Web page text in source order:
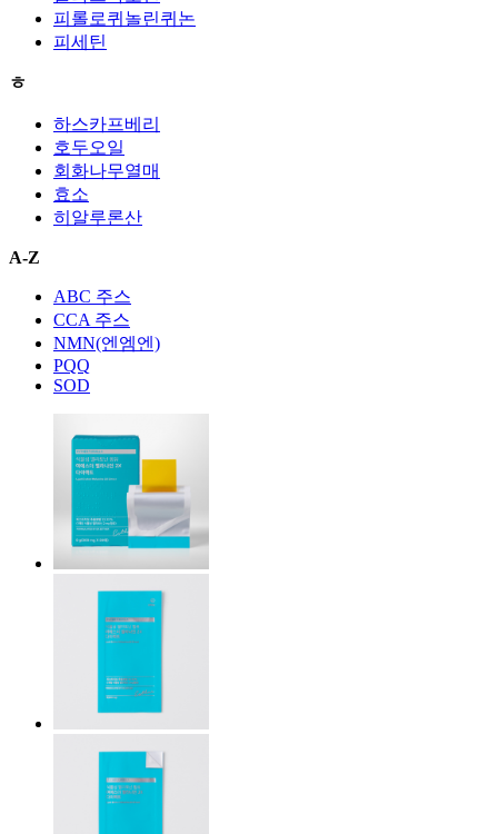
피롤로퀴놀린퀴논
피세틴
ㅎ
하스카프베리
호두오일
회화나무열매
효소
히알루론산
A-Z
ABC 주스
CCA 주스
NMN(엔엠엔)
PQQ
SOD